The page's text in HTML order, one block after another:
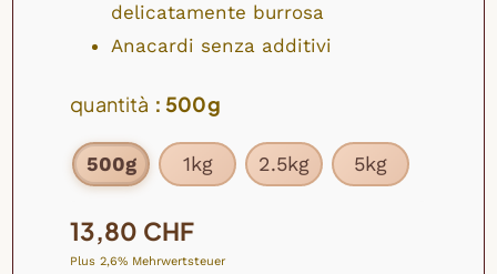
delicatamente burrosa
Anacardi senza additivi
quantità : 500g
500g 1kg 2.5kg 5kg
13,80 CHF
Plus 2,6% Mehrwertsteuer